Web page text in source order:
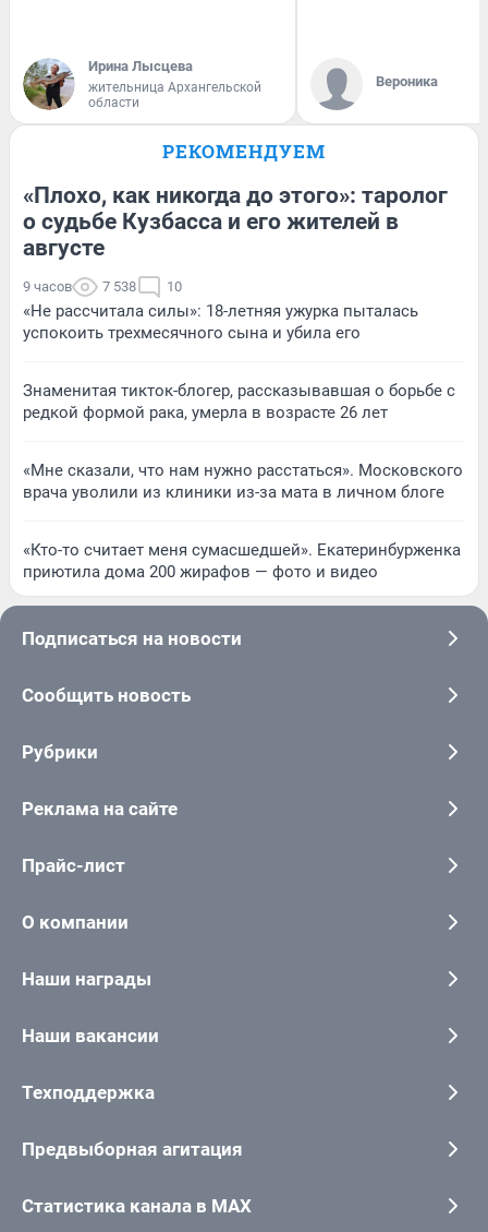
Ирина Лысцева
жительница Архангельской
области
Вероника
РЕКОМЕНДУЕМ
«Плохо, как никогда до этого»: таролог
о судьбе Кузбасса и его жителей в
августе
9 часов 7 538 10
«Не рассчитала силы»: 18-летняя ужурка пыталась
успокоить трехмесячного сына и убила его
Знаменитая тикток-блогер, рассказывавшая о борьбе с
редкой формой рака, умерла в возрасте 26 лет
«Мне сказали, что нам нужно расстаться». Московского
врача уволили из клиники из-за мата в личном блоге
«Кто-то считает меня сумасшедшей». Екатеринбурженка
приютила дома 200 жирафов — фото и видео
Подписаться на новости
Сообщить новость
Рубрики
Реклама на сайте
Прайс-лист
О компании
Наши награды
Наши вакансии
Техподдержка
Предвыборная агитация
Статистика канала в MAX